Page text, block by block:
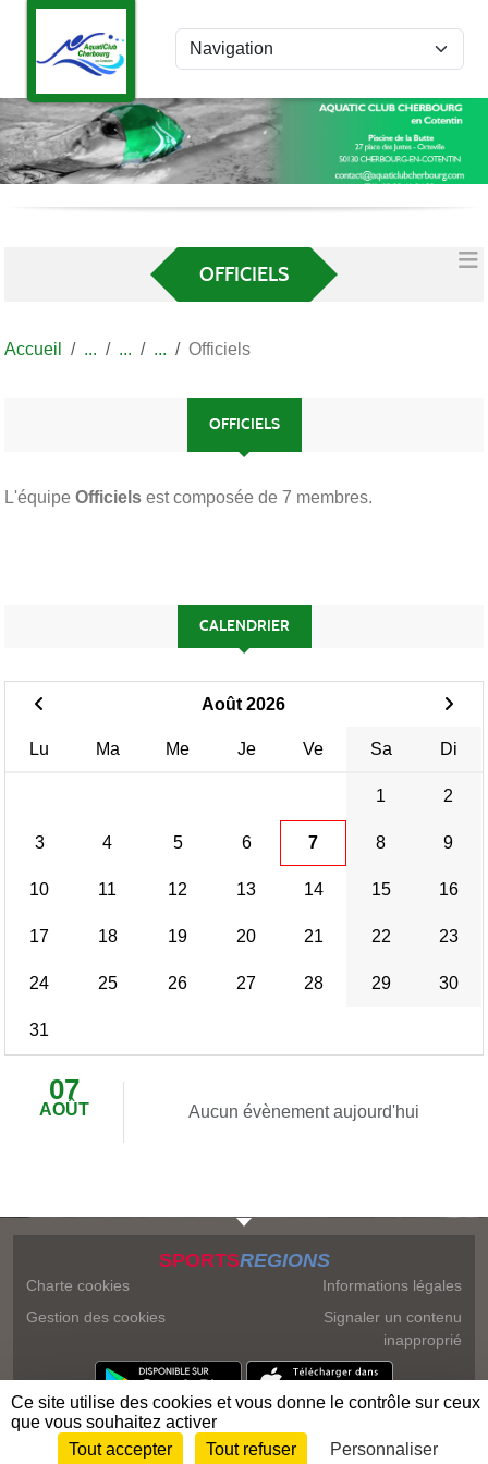
OFFICIELS
Accueil Officiels
OFFICIELS
L'équipe Officiels est composée de 7 membres.
CALENDRIER
Août 2026
Lu Ma Me Je Ve Sa Di
1 2
3 4 5 6 7 8 9
10 11 12 13 14 15 16
17 18 19 20 21 22 23
24 25 26 27 28 29 30
31
07
AOÛT Aucun évènement aujourd'hui
SPORTSREGIONS
Charte cookies
Gestion des cookies
Informations légales
Signaler un contenu
inapproprié
Envie de participer ? Connexion
Panneau de gestion des cookies
Ce site utilise des cookies et vous donne le contrôle sur ceux
que vous souhaitez activer
Tout accepter
Tout refuser Personnaliser